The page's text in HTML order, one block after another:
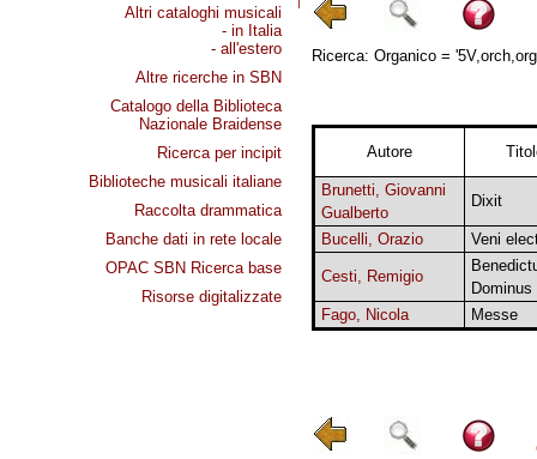
Altri cataloghi musicali
- in Italia
- all'estero
Altre ricerche in SBN
Catalogo della Biblioteca
Nazionale Braidense
Ricerca per incipit
Biblioteche musicali italiane
Raccolta drammatica
Banche dati in rete locale
OPAC SBN Ricerca base
Risorse digitalizzate
Ricerca: Organico =
Autore
Brunetti, Giovanni
Gualberto
Dixit
Bucelli, Orazio Veni
Cesti, Remigio
Dominus
Fago, Nicola
Messe